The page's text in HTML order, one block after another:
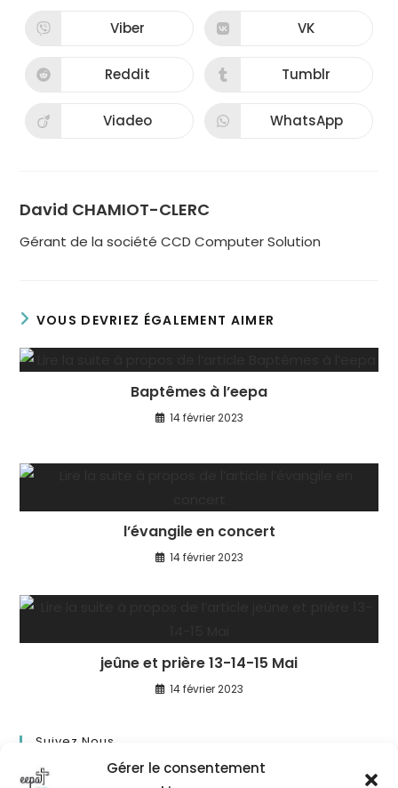
Gérer le consentement
Viber VK
Reddit Tumblr
Viadeo WhatsApp
David CHAMIOT-CLERC
Gérant de la société CCD Computer Solution
VOUS DEVRIEZ ÉGALEMENT AIMER
Baptêmes à l’eepa
14 février 2023
l’évangile en concert
14 février 2023
jeûne et prière 13-14-15 Mai
14 février 2023
Suivez Nous